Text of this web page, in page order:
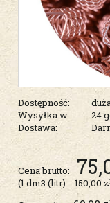
Dostępność:
Wysyłka w:
24
Dostawa:
Cena nie
Cena brutto:
(1dm3 (litr) = 150,00